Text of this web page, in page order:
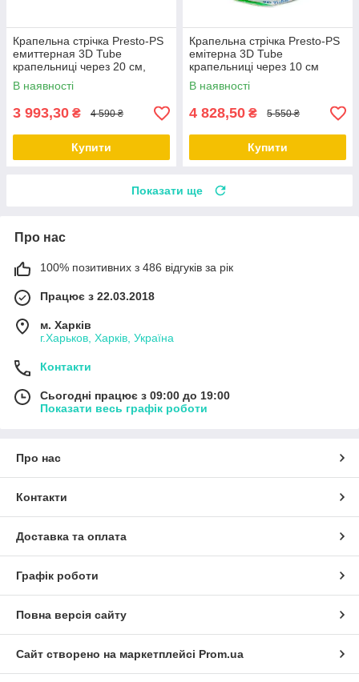
Крапельна стрічка Presto-PS
емиттерная 3D Tube
крапельниці через 20 см,
витрата 2.7 л/год, довжина
2000 м
В наявності
3 993,30 ₴ 4 590 ₴
Купити
Крапельна стрічка Presto-PS
емітерна 3D Tube
крапельниці через 10 см
витрата 1,38 л/год, довжина
2000 м 3D-7-10-2000
В наявності
4 828,50 ₴ 5 550 ₴
Купити
Показати ще
Про нас
100% позитивних з 486 відгуків за рік
Працює з 22.03.2018
м. Харків
г.Харьков, Харків, Україна
Контакти
Сьогодні працює з 09:00 до 19:00
Показати весь графік роботи
Про нас
Контакти
Доставка та оплата
Графік роботи
Повна версія сайту
Сайт створено на маркетплейсі Prom.ua